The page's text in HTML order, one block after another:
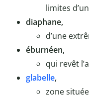
limites
diaphane,
d’une
éburnéen,
qui revêt
glabelle,
zone